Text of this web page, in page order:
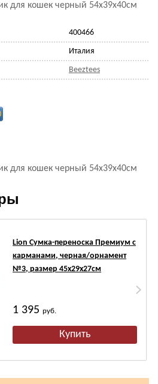
для кошек черный 54х39х40см
400466
Италия
Beeztees
для кошек черный 54х39х40см
Lion Сумка-переноска Премиум с
карманами, черная/орнамент
№3, размер 45х29х27см
1 395руб.